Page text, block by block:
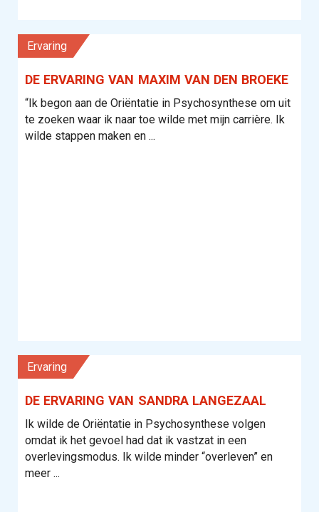
Ervaring
DE ERVARING VAN MAXIM VAN DEN BROEKE
“Ik begon aan de Oriëntatie in Psychosynthese om uit
te zoeken waar ik naar toe wilde met mijn carrière. Ik
wilde stappen maken en ...
Ervaring
DE ERVARING VAN SANDRA LANGEZAAL
Ik wilde de Oriëntatie in Psychosynthese volgen
omdat ik het gevoel had dat ik vastzat in een
overlevingsmodus. Ik wilde minder “overleven” en
meer ...